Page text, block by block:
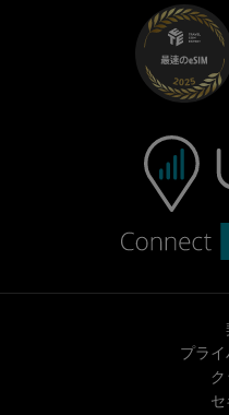
トラブルシューティング
ヘルプセンター
お問い合わせ先
プラ